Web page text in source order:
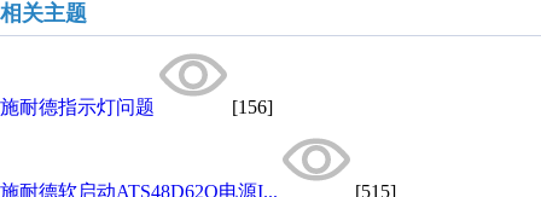
相关主题
施耐德指示灯问题 [156]
施耐德软启动ATS48D62Q电源I... [515]